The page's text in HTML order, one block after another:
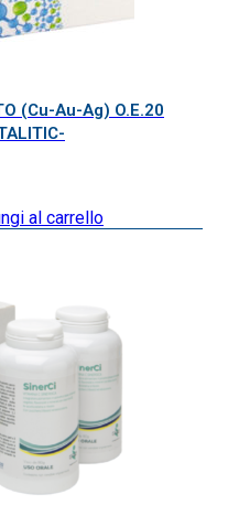
(Cu-Au-Ag) O.E.20
al carrello